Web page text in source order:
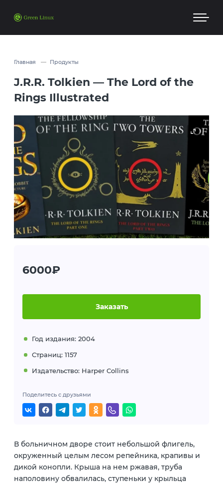
Главная Продукты
J.R.R. Tolkien — The Lord of the
Rings Illustrated
6000₽
Заказать
Год издания: 2004
Страниц: 1157
Издательство: Harper Collins
Поделитесь с друзьями
В больничном дворе стоит небольшой флигель,
окруженный целым лесом репейника, крапивы и
дикой конопли. Крыша на нем ржавая, труба
наполовину обвалилась, ступеньки у крыльца